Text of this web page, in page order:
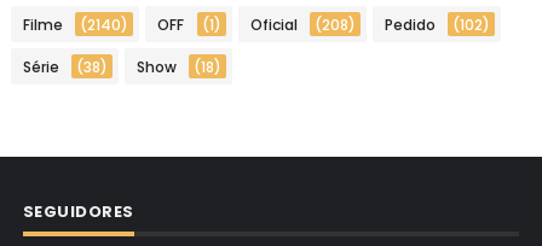
Filme (2140) OFF (1) Oficial (208) Pedido (102)
Série (38) Show (18)
SEGUIDORES